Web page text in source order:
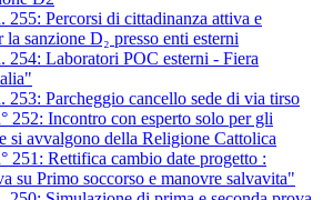
255: Percorsi di cittadinanza attiva e
la sanzione D₂ presso enti esterni
254: Laboratori POC esterni - Fiera
253: Parcheggio cancello sede di via tirso
252: Incontro con esperto solo per gli
si avvalgono della Religione Cattolica
251: Rettifica cambio date progetto :
su Primo soccorso e manovre salvavita"